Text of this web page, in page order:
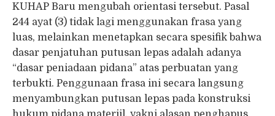
KUHAP Baru mengubah orientasi tersebut. Pasal
244 ayat (3) tidak lagi menggunakan frasa yang
luas, melainkan menetapkan secara spesifik bahwa
dasar penjatuhan putusan lepas adalah adanya
“dasar peniadaan pidana” atas perbuatan yang
terbukti. Penggunaan frasa ini secara langsung
menyambungkan putusan lepas pada konstruksi